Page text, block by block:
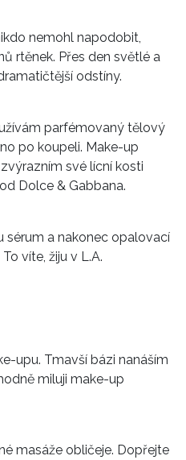
nemohl napodobit,
rtěnek. Přes den světlé a
odstíny.
parfémovaný tělový
po koupeli. Make-up
své lícní kosti
Dolce & Gabbana.
sérum a nakonec opalovací
víte, žiju v L.A.
upu. Tmavší bázi nanáším
miluji make-up
masáže obličeje. Dopřejte